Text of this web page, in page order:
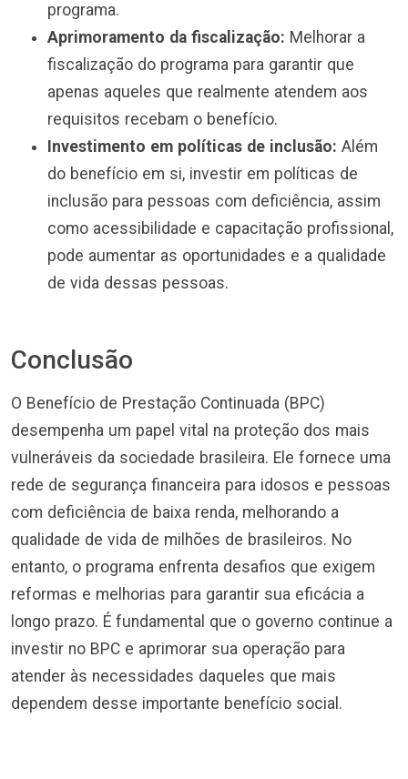
programa.
Aprimoramento da fiscalização: Melhorar a
fiscalização do programa para garantir que
apenas aqueles que realmente atendem aos
requisitos recebam o benefício.
Investimento em políticas de inclusão: Além
do benefício em si, investir em políticas de
inclusão para pessoas com deficiência, assim
como acessibilidade e capacitação profissional,
pode aumentar as oportunidades e a qualidade
de vida dessas pessoas.
Conclusão
O Benefício de Prestação Continuada (BPC)
desempenha um papel vital na proteção dos mais
vulneráveis da sociedade brasileira. Ele fornece uma
rede de segurança financeira para idosos e pessoas
com deficiência de baixa renda, melhorando a
qualidade de vida de milhões de brasileiros. No
entanto, o programa enfrenta desafios que exigem
reformas e melhorias para garantir sua eficácia a
longo prazo. É fundamental que o governo continue a
investir no BPC e aprimorar sua operação para
atender às necessidades daqueles que mais
dependem desse importante benefício social.